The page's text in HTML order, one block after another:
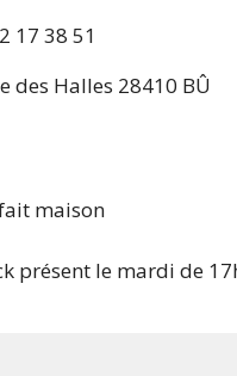
17 38 51
des Halles 28410 BÛ
maison
présent le mardi de